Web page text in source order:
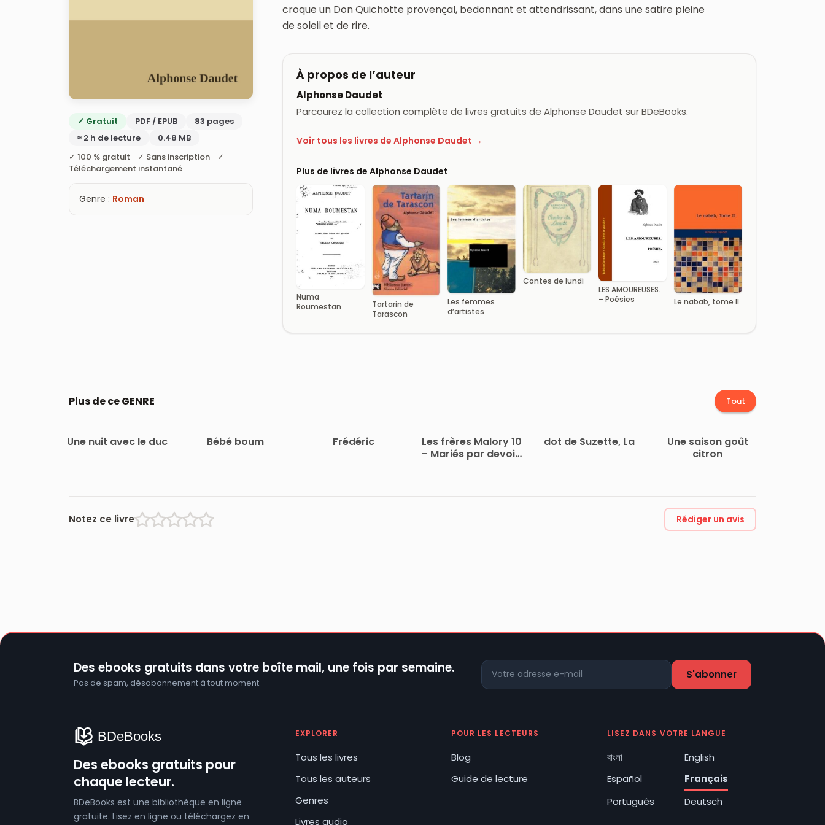
✓ Gratuit PDF / EPUB
83 pages
≈ 2 h de lecture
0.48 MB
✓ 100 % gratuit ✓ Sans inscription ✓
Téléchargement instantané
Genre : Roman
croque un Don Quichotte provençal, bedonnant et attendrissant, dans une satire pleine
de soleil et de rire.
À propos de l’auteur
Alphonse Daudet
Parcourez la collection complète de livres gratuits de Alphonse Daudet sur BDeBooks.
Voir tous les livres de Alphonse Daudet →
Plus de livres de Alphonse Daudet
Numa
Roumestan
Tartarin de
Tarascon
Les femmes
d’artistes
Contes de lundi
LES AMOUREUSES.
– Poésies
Le nabab, tome II
Plus de ce GENRE Tout
Une nuit avec le duc Bébé boum Frédéric
Les frères Malory 10
– Mariés par devoir,
dot de Suzette, La
Une saison goût
citron
Notez ce livre Rédiger un avis
Des ebooks gratuits dans votre boîte mail, une fois par semaine.
Pas de spam, désabonnement à tout moment.
Des ebooks gratuits pour
chaque lecteur.
BDeBooks est une bibliothèque en ligne
gratuite. Lisez en ligne ou téléchargez en
EXPLORER
Tous les livres
Tous les auteurs
Genres
Livres audio
POUR LES LECTEURS
Blog
Guide de lecture
LISEZ DANS VOTRE LANGUE
বাংলা
English
Español
Français
Português
Deutsch